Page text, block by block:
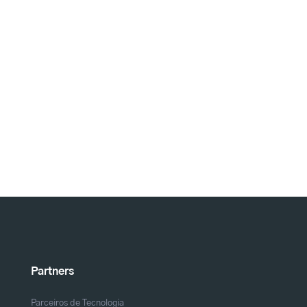
Partners
Parceiros de Tecnologia